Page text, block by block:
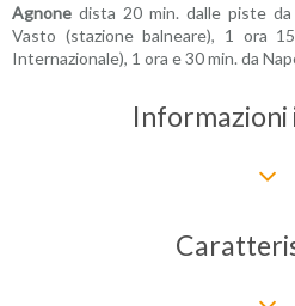
Agnone dista 20 min. dalle piste
Vasto (stazione balneare), 1 ora
Internazionale), 1 ora e 30 min. da
Informazioni